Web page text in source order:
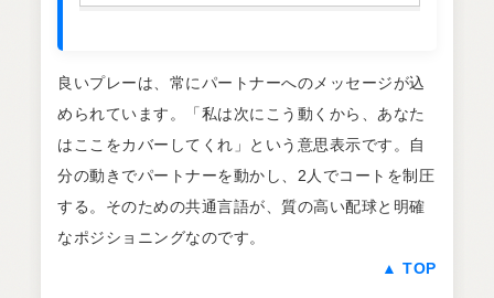
良いプレーは、常にパートナーへのメッセージが込
められています。「私は次にこう動くから、あなた
はここをカバーしてくれ」という意思表示です。自
分の動きでパートナーを動かし、2人でコートを制圧
する。そのための共通言語が、質の高い配球と明確
なポジショニングなのです。
▲ TOP